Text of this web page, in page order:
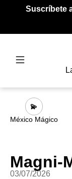
Suscríbete
💫
México Mágico
Magni-
03/07/2026